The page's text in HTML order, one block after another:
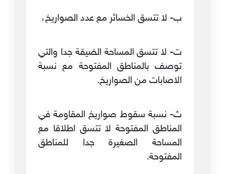
ب‌- لا تتسق الخسائر مع عدد الصواريخ،
ت‌- لا تتسق المساحة الضيقة جدا والتي
توصف بالمناطق المفتوحة مع نسبة
الاصابات من الصواريخ.
ث- نسبة سقوط صواريخ المقاومة في
المناطق المفتوحة لا تتسق اطلاقا مع
المساحة الصغيرة جدا للمناطق
المفتوحة.